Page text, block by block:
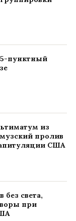
пунктный
из
пролив
США
без света,
при